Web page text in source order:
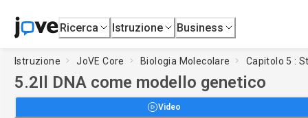
Ricerca Istruzione Business
Istruzione JoVE Core Biologia Molecolare Capitolo 5 :
5.2Il DNA come modello genetico
Video